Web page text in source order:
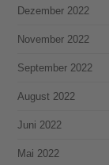
Dezember 2022
November 2022
September 2022
August 2022
Juni 2022
Mai 2022